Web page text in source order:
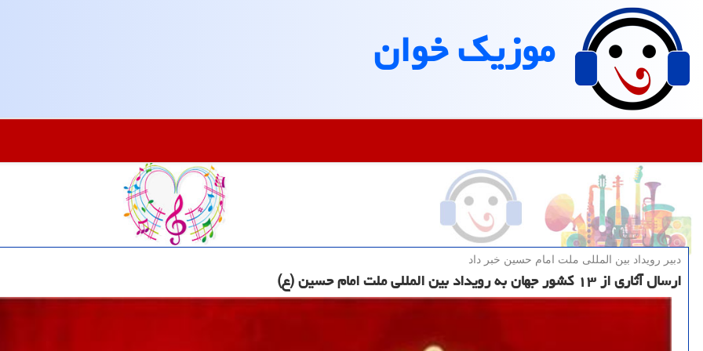
موزیك خوان
دبیر رویداد بین المللی ملت امام حسین خبر داد
ارسال آثاری از ۱۳ کشور جهان به رویداد بین المللی ملت امام حسین (ع)